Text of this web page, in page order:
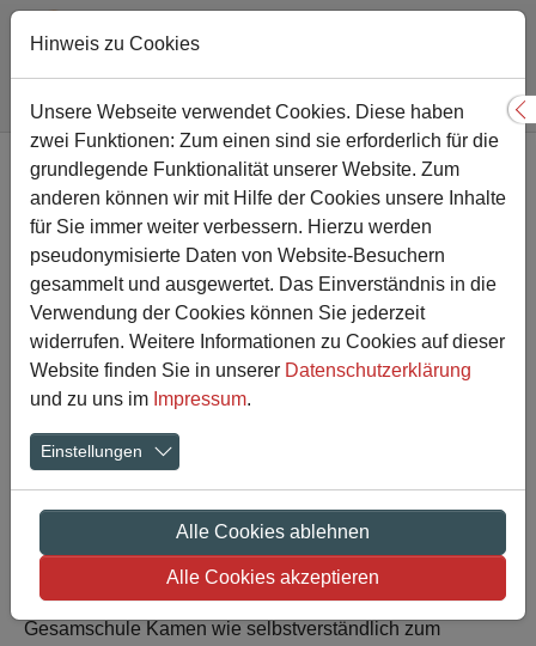
Zum Hauptinhalt springen
Sie sind hier:
Gesamtschule Nachricht
Natürlich nachhaltig -
Umweltschutz von Anfang
an!
09.03.2021
...dass Umweltschutz für die Schüler:innen der
Gesamschule Kamen wie selbstverständlich zum
Hinweis zu Cookies
Unsere Webseite verwendet Cookies. Diese haben
zwei Funktionen: Zum einen sind sie erforderlich für die
grundlegende Funktionalität unserer Website. Zum
anderen können wir mit Hilfe der Cookies unsere Inhalte
für Sie immer weiter verbessern. Hierzu werden
pseudonymisierte Daten von Website-Besuchern
gesammelt und ausgewertet. Das Einverständnis in die
Verwendung der Cookies können Sie jederzeit
widerrufen. Weitere Informationen zu Cookies auf dieser
Website finden Sie in unserer Datenschutzerklärung
und zu uns im Impressum.
Einstellungen
Alle Cookies ablehnen
Alle Cookies akzeptieren